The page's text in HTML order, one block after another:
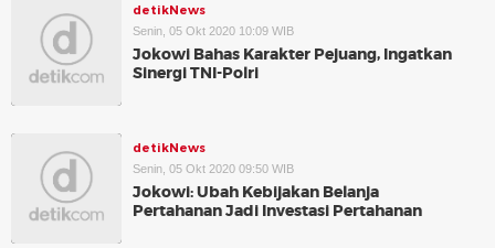
detikNews
Senin, 05 Okt 2020 10:09 WIB
Jokowi Bahas Karakter Pejuang, Ingatkan
Sinergi TNI-Polri
detikNews
Senin, 05 Okt 2020 09:50 WIB
Jokowi: Ubah Kebijakan Belanja
Pertahanan Jadi Investasi Pertahanan